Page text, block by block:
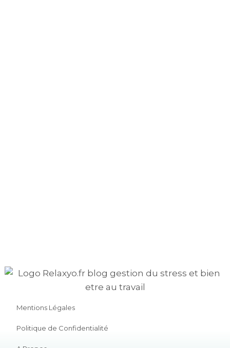
Mentions Légales
Politique de Confidentialité